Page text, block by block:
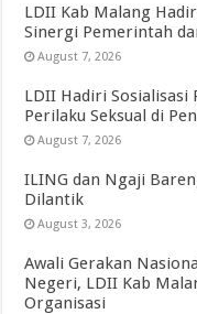
LDII Kab Malang
Sinergi Pemerintah
August 7, 2026
LDII Hadiri Sosialisasi
Perilaku Seksual di
August 7, 2026
ILING dan Ngaji
Dilantik
August 3, 2026
Awali Gerakan
Negeri, LDII Kab
Organisasi